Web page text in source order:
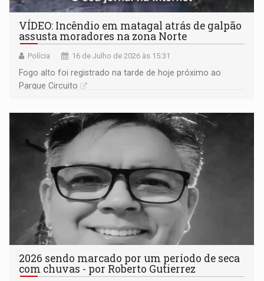
VÍDEO: Incêndio em matagal atrás de galpão
assusta moradores na zona Norte
Polícia 16 de Julho de 2026 às 15:31
Fogo alto foi registrado na tarde de hoje próximo ao
Parque Circuito
2026 sendo marcado por um período de seca
com chuvas - por Roberto Gutierrez